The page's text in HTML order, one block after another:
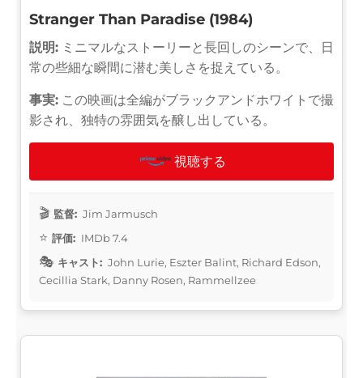
Stranger Than Paradise (1984)
説明: ミニマルなストーリーと長回しのシーンで、日
常の些細な瞬間に潜む美しさを捉えている。
事実: この映画は全編がブラックアンドホワイトで撮
影され、独特の雰囲気を醸し出している。
視聴する
監督: Jim Jarmusch
評価: IMDb 7.4
キャスト: John Lurie, Eszter Balint, Richard Edson,
Cecillia Stark, Danny Rosen, Rammellzee